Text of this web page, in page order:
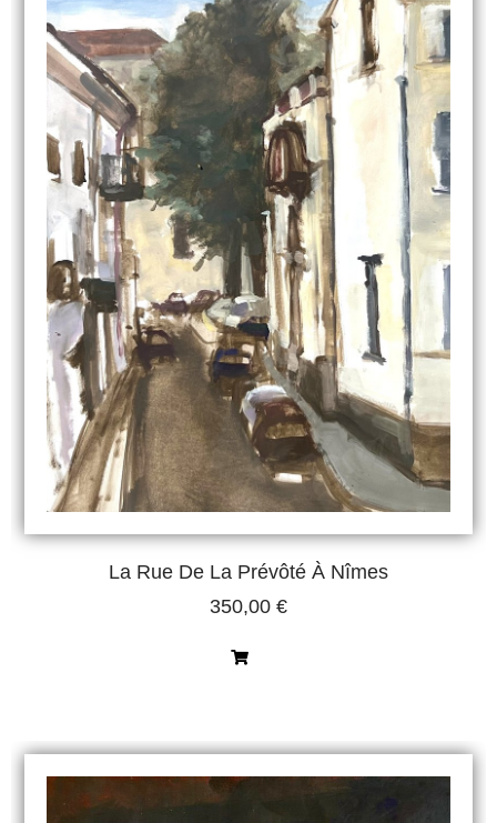
La Rue De La Prévôté À Nîmes
350,00 €